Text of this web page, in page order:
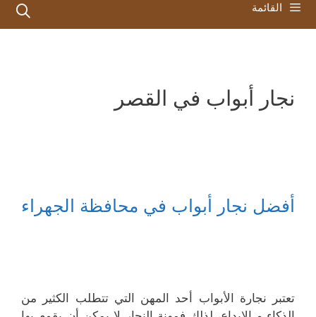
القائمة
نجار أبواب في القصر
أفضل نجار أبواب في محافظة الجهراء
تعتبر نجارة الأبواب أحد المهن التي تتطلب الكثير من